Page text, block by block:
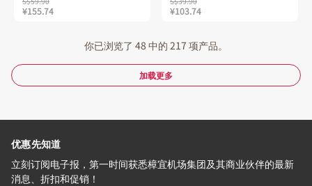
¥155.74 ¥103.74
你已浏览了 48 中的 217 项产品。
加载更多
优惠先知道
立刻订阅电子报，第一时间获悉樟宜机场集团及其商业伙伴的最新
消息、折扣和促销！